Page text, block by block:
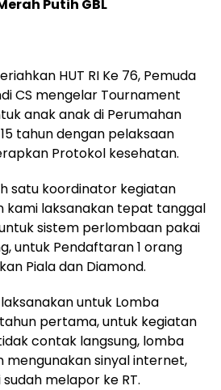
Putih GBL
HUT RI Ke 76, Pemuda
CS mengelar Tournament
anak anak di Perumahan
tahun dengan pelaksaan
Protokol kesehatan.
satu koordinator kegiatan
kami laksanakan tepat tanggal
untuk sistem perlombaan pakai
untuk Pendaftaran 1 orang
Piala dan Diamond.
untuk Lomba
pertama, untuk kegiatan
contak langsung, lomba
mengunakan sinyal internet,
melapor ke RT.